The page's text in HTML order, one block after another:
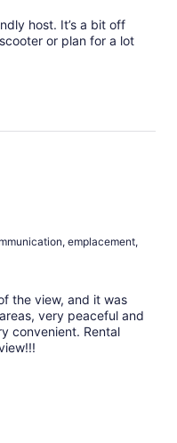
host. It’s a bit off
or plan for a lot
emplacement,
the view, and it was
very peaceful and
convenient. Rental